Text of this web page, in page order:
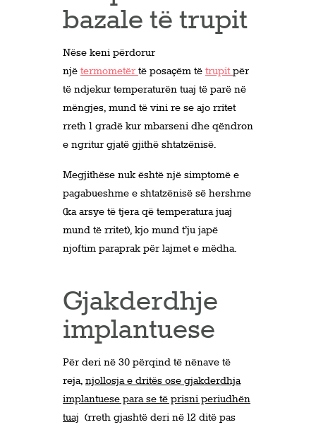
bazale të trupit
Nëse keni përdorur
një termometër të posaçëm të trupitpër
të ndjekur temperaturën tuaj të parë në
mëngjes, mund të vini re se ajo rritet
rreth 1 gradë kur mbarseni dhe qëndron
e ngritur gjatë gjithë shtatzënisë.
Megjithëse nuk është një simptomë e
pagabueshme e shtatzënisë së hershme
(ka arsye të tjera që temperatura juaj
mund të rritet), kjo mund t’ju japë
njoftim paraprak për lajmet e mëdha.
Gjakderdhje
implantuese
Për deri në 30 përqind të nënave të
reja, njollosja e dritës ose gjakderdhja
implantuese para se të prisni periudhën
tuaj (rreth gjashtë deri në 12 ditë pas